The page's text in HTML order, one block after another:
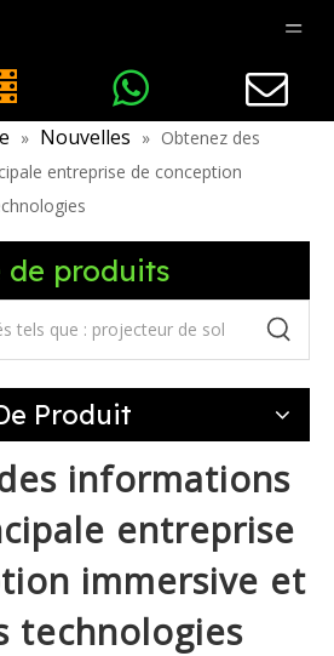
» Nouvelles » Obtenez des
entreprise de conception
de produits
Produit
informations
entreprise
immersive et
technologies